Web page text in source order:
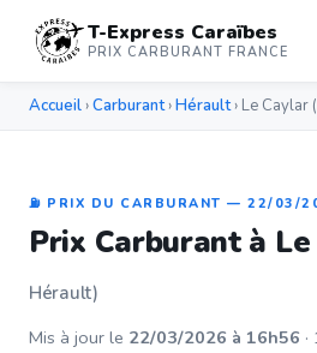
T-Express Caraïbes
PRIX CARBURANT FRANCE
Accueil ›Carburant›Hérault› Le Caylar
⛽ PRIX DU CARBURANT — 22/03/
Prix Carburant à
Hérault)
Mis à jour le 22/03/2026 à 16h56